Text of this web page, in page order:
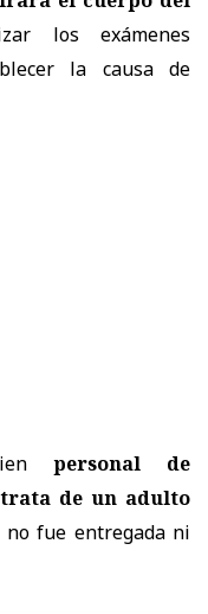
los exámenes
la causa de
personal de
de un adulto
fue entregada ni